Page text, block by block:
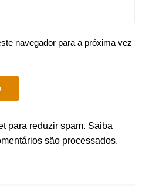
navegador para a próxima vez
para reduzir spam. Saiba
são processados.